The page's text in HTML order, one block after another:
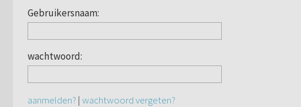
Gebruikersnaam:
wachtwoord:
aanmelden? | wachtwoord vergeten?